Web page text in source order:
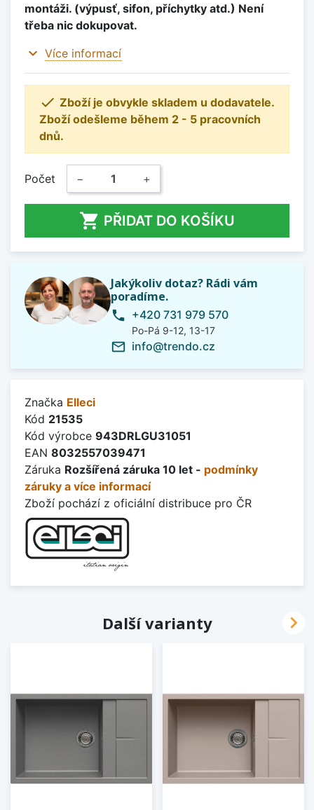
montáži. (výpusť, sifon, příchytky atd.) Není
třeba nic dokupovat.
expand_more Více informací
 Zboží je obvykle skladem u dodavatele.
Zboží odešleme během 2 - 5 pracovních
dnů.
Počet − +
 PŘIDAT DO KOŠÍKU
Jakýkoliv dotaz? Rádi vám
poradíme.
phone +420 731 979 570
Po-Pá 9-12, 13-17
mail_outline info@trendo.cz
Značka Elleci
Kód 21535
Kód výrobce 943DRLGU31051
EAN 8032557039471
Záruka Rozšířená záruka 10 let - podmínky
záruky a více informací
Zboží pochází z oficiální distribuce pro ČR
Další varianty 